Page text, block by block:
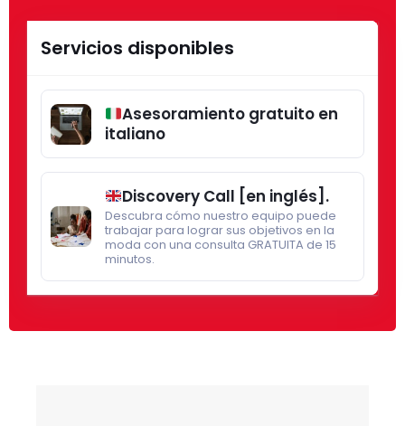
Servicios disponibles
Asesoramiento gratuito en
italiano
Discovery Call [en inglés].
Descubra cómo nuestro equipo puede
trabajar para lograr sus objetivos en la
moda con una consulta GRATUITA de 15
minutos.